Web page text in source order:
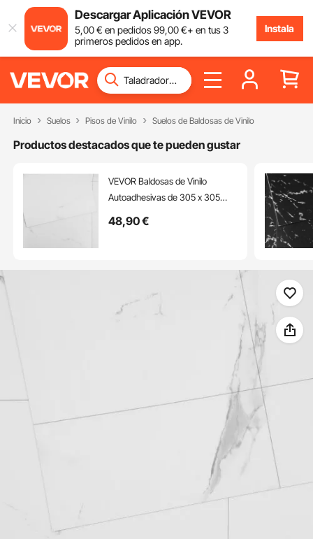
Descargar Aplicación VEVOR
5,00€ en pedidos99,00€+ en tus 3
primeros pedidos en app.
Instala
Inicio Suelos Pisos de Vinilo Suelos de Baldosas de Vinilo
Productos destacados que te pueden gustar
VEVOR Baldosas de Vinilo
Autoadhesivas de 305 x 305
Grosor, Despegar y Pegar,
48,90€